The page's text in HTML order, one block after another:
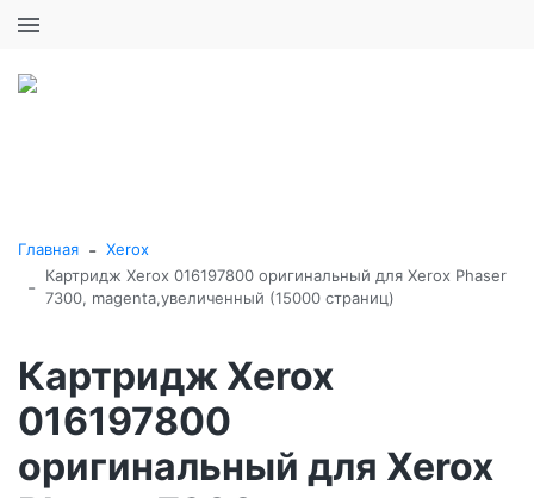
Главная - Xerox
-
Картридж Xerox 016197800 оригинальный для Xerox Phaser
7300, magenta,увеличенный (15000 страниц)
Картридж Xerox
016197800
оригинальный для Xerox